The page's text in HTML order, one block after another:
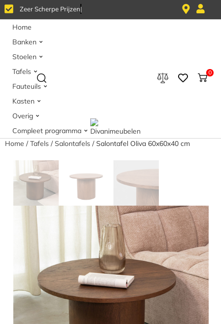
ZeerScherpe Prijzen
Home
Banken
Stoelen
Tafels
Fauteuils
Kasten
Overig
Compleet programma
0
Home /Tafels /Salontafels / Salontafel Oliva 60x60x40 cm